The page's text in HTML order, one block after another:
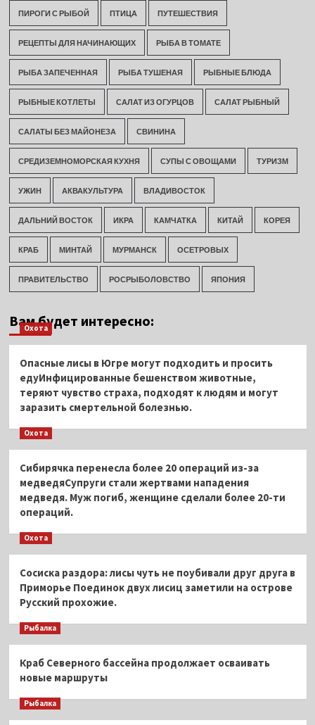
ПИРОГИ С РЫБОЙ ПТИЦА ПУТЕШЕСТВИЯ
РЕЦЕПТЫ ДЛЯ НАЧИНАЮЩИХ РЫБА В ТОМАТЕ
РЫБА ЗАПЕЧЕННАЯ РЫБА ТУШЕНАЯ РЫБНЫЕ БЛЮДА
РЫБНЫЕ КОТЛЕТЫ САЛАТ ИЗ ОГУРЦОВ САЛАТ РЫБНЫЙ
САЛАТЫ БЕЗ МАЙОНЕЗА СВИНИНА
СРЕДИЗЕМНОМОРСКАЯ КУХНЯ СУПЫ С ОВОЩАМИ ТУРИЗМ
УЖИН АКВАКУЛЬТУРА ВЛАДИВОСТОК
ДАЛЬНИЙ ВОСТОК ИКРА КАМЧАТКА КИТАЙ КОРЕЯ
КРАБ МИНТАЙ МУРМАНСК ОСЕТРОВЫХ
ПРАВИТЕЛЬСТВО РОСРЫБОЛОВСТВО ЯПОНИЯ
Вам будет интересно:
Охота
Опасные лисы в Югре могут подходить и просить
едуИнфицированные бешенством животные,
теряют чувство страха, подходят к людям и могут
заразить смертельной болезнью.
Охота
Сибирячка перенесла более 20 операций из-за
медведяСупруги стали жертвами нападения
медведя. Муж погиб, женщине сделали более 20-ти
операций.
Охота
Сосиска раздора: лисы чуть не поубивали друг друга в
Приморье Поединок двух лисиц заметили на острове
Русский прохожие.
Рыбалка
Краб Северного бассейна продолжает осваивать
новые маршруты
Рыбалка